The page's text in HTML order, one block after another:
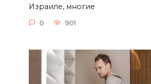
Израиле, многие
0 901